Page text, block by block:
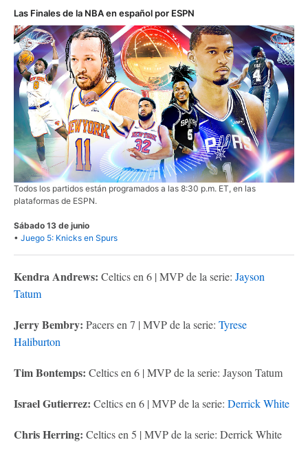
Las Finales de la NBA en español por ESPN
Todos los partidos están programados a las 8:30 p.m. ET, en las
plataformas de ESPN.
Sábado 13 de junio
• Juego 5: Knicks en Spurs
Kendra Andrews: Celtics en 6 | MVP de la serie: Jayson
Tatum
Jerry Bembry: Pacers en 7 | MVP de la serie: Tyrese
Haliburton
Tim Bontemps: Celtics en 6 | MVP de la serie: Jayson Tatum
Israel Gutierrez: Celtics en 6 | MVP de la serie: Derrick White
Chris Herring: Celtics en 5 | MVP de la serie: Derrick White